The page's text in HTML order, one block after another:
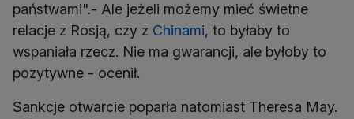
państwami".- Ale jeżeli możemy mieć świetne
relacje z Rosją, czy z Chinami, to byłaby to
wspaniała rzecz. Nie ma gwarancji, ale byłoby to
pozytywne - ocenił.
Sankcje otwarcie poparła natomiast Theresa May.